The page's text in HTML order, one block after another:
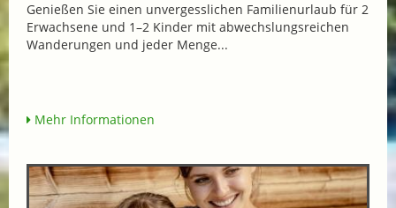
Genießen Sie einen unvergesslichen Familienurlaub für 2
Erwachsene und 1–2 Kinder mit abwechslungsreichen
Wanderungen und jeder Menge...
Mehr Informationen